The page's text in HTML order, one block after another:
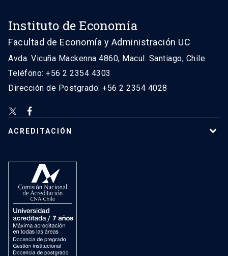
Instituto de Economía
Facultad de Economía y Administración UC
Avda. Vicuña Mackenna 4860, Macul. Santiago, Chile
Teléfono: +56 2 2354 4303
Dirección de Postgrado: +56 2 2354 4028
ACREDITACIÓN